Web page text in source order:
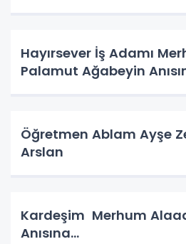
Hayırsever İş Adamı Merhum Mehmet
Palamut Ağabeyin
Öğretmen Ablam Ayşe
Arslan
Kardeşim Merhum
Anısına…